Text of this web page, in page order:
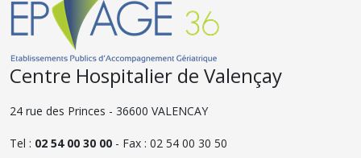
Centre Hospitalier de Valençay
24 rue des Princes - 36600 VALENCAY
Tel : 02 54 00 30 00 - Fax : 02 54 00 30 50